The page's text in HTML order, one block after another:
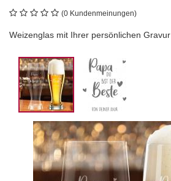
(0 Kundenmeinungen)
Weizenglas mit Ihrer persönlichen Gravur